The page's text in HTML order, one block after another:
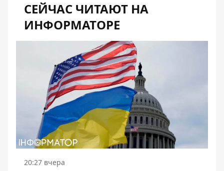
СЕЙЧАС ЧИТАЮТ НА
ИНФОРМАТОРЕ
20:27 вчера